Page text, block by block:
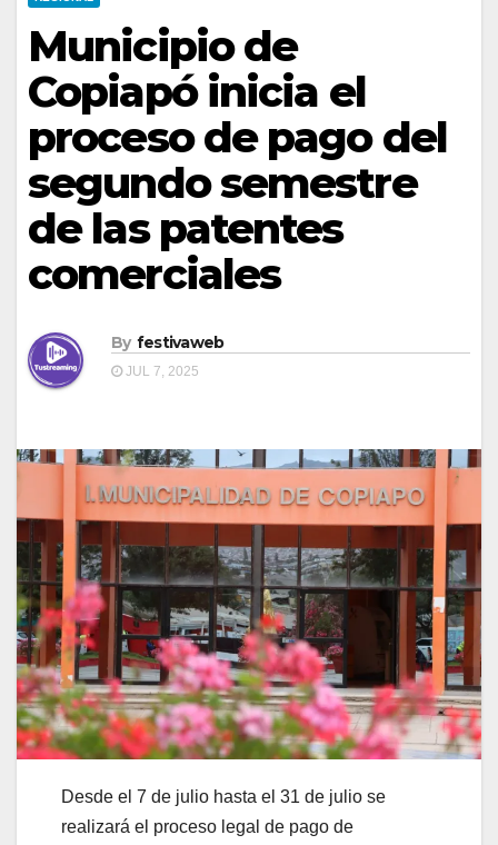
Municipio de
Copiapó inicia el
proceso de pago del
segundo semestre
de las patentes
comerciales
By festivaweb
JUL 7, 2025
Desde el 7 de julio hasta el 31 de julio se
realizará el proceso legal de pago de